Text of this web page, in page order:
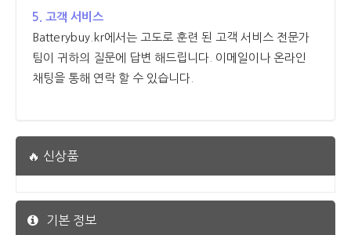
5. 고객 서비스
Batterybuy.kr에서는 고도로 훈련 된 고객 서비스 전문가
팀이 귀하의 질문에 답변 해드립니다. 이메일이나 온라인
채팅을 통해 연락 할 수 있습니다.
🔥 신상품
기본 정보